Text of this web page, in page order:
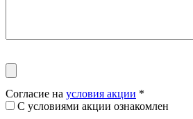
Согласие на условия акции *
С условиями акции ознакомлен